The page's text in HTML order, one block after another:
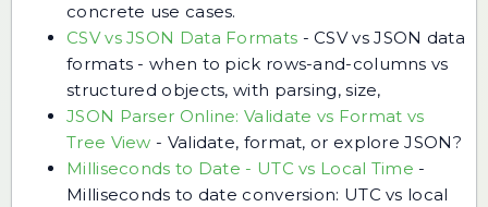
concrete use cases.
CSV vs JSON Data Formats -CSV vs JSON data
formats - when to pick rows-and-columns vs
structured objects, with parsing, size,
JSON Parser Online: Validate vs Format vs
Tree View - Validate, format, or explore JSON?
Milliseconds to Date - UTC vs Local Time -
Milliseconds to date conversion: UTC vs local